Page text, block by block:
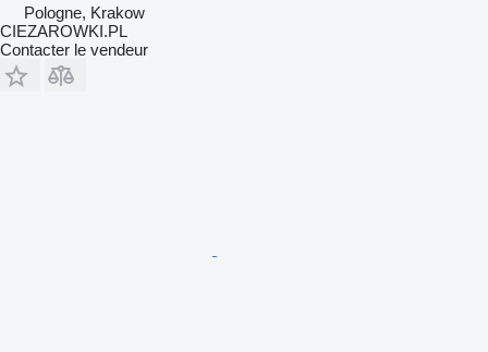
Pologne, Krakow
CIEZAROWKI.PL
Contacter le vendeur